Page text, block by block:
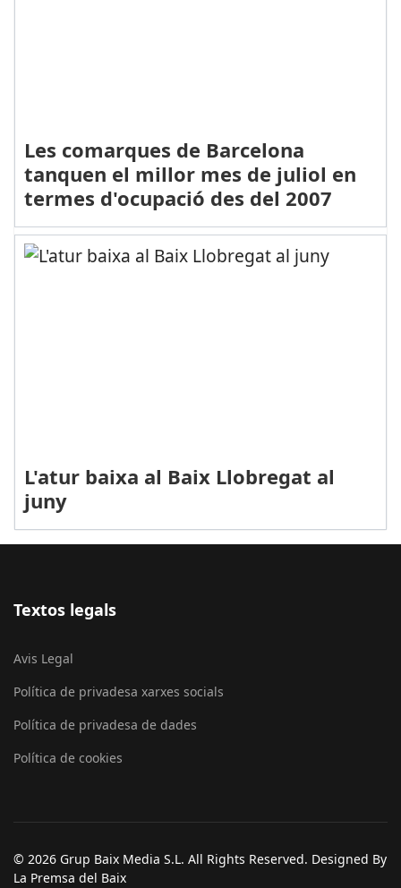
Les comarques de Barcelona
tanquen el millor mes de juliol en
termes d'ocupació des del 2007
L'atur baixa al Baix Llobregat al
juny
Textos legals
Avis Legal
Política de privadesa xarxes socials
Política de privadesa de dades
Política de cookies
© 2026 Grup Baix Media S.L. All Rights Reserved. Designed By
La Premsa del Baix